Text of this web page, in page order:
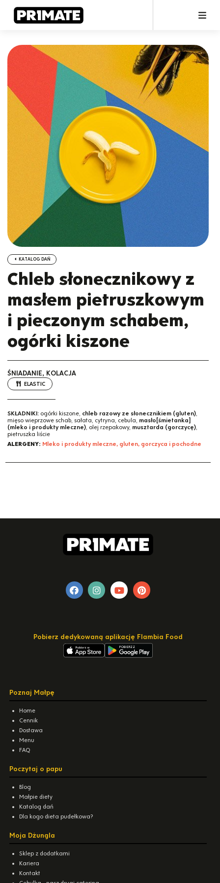
KATALOG DAŃ
Chleb słonecznikowy z
masłem pietruszkowym
i pieczonym schabem,
ogórki kiszone
ŚNIADANIE, KOLACJA
ELASTIC
SKŁADNIKI: ogórki kiszone, chleb razowy ze słonecznikiem (gluten),
mięso wieprzowe schab, sałata, cytryna, cebula, masło[śmietanka]
(mleko i produkty mleczne), olej rzepakowy, musztarda (gorczycę),
pietruszka liście
ALERGENY: Mleko i produkty mleczne, gluten, gorczyca i pochodne
Pobierz dedykowaną aplikację Flambia Food
Poznaj Małpę
Home
Cennik
Dostawa
Menu
FAQ
Poczytaj o papu
Blog
Małpie diety
Katalog dań
Dla kogo dieta pudełkowa?
Moja Dżungla
Sklep z dodatkami
Kariera
Kontakt